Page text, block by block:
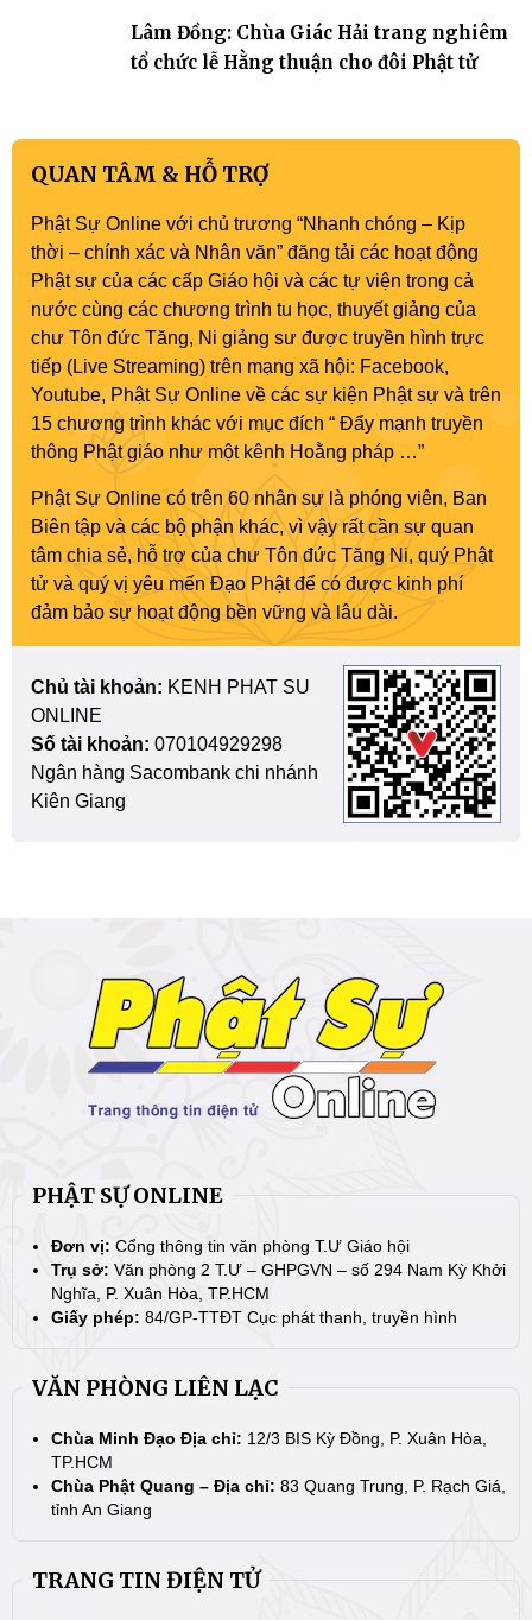
Lâm Đồng: Chùa Giác Hải trang nghiêm
tổ chức lễ Hằng thuận cho đôi Phật tử
QUAN TÂM & HỖ TRỢ
Phật Sự Online với chủ trương “Nhanh chóng – Kịp
thời – chính xác và Nhân văn” đăng tải các hoạt động
Phật sự của các cấp Giáo hội và các tự viện trong cả
nước cùng các chương trình tu học, thuyết giảng của
chư Tôn đức Tăng, Ni giảng sư được truyền hình trực
tiếp (Live Streaming) trên mạng xã hội: Facebook,
Youtube, Phật Sự Online về các sự kiện Phật sự và trên
15 chương trình khác với mục đích “ Đẩy mạnh truyền
thông Phật giáo như một kênh Hoằng pháp …”
Phật Sự Online có trên 60 nhân sự là phóng viên, Ban
Biên tập và các bộ phận khác, vì vậy rất cần sự quan
tâm chia sẻ, hỗ trợ của chư Tôn đức Tăng Ni, quý Phật
tử và quý vị yêu mến Đạo Phật để có được kinh phí
đảm bảo sự hoạt động bền vững và lâu dài.
Chủ tài khoản: KENH PHAT SU
ONLINE
Số tài khoản: 070104929298
Ngân hàng Sacombank chi nhánh
Kiên Giang
PHẬT SỰ ONLINE
Đơn vị: Cổng thông tin văn phòng T.Ư Giáo hội
Trụ sở: Văn phòng 2 T.Ư – GHPGVN – số 294 Nam Kỳ Khởi
Nghĩa, P. Xuân Hòa, TP.HCM
Giấy phép: 84/GP-TTĐT Cục phát thanh, truyền hình
VĂN PHÒNG LIÊN LẠC
Chùa Minh Đạo Địa chỉ: 12/3 BIS Kỳ Đồng, P. Xuân Hòa,
TP.HCM
Chùa Phật Quang – Địa chỉ: 83 Quang Trung, P. Rạch Giá,
tỉnh An Giang
TRANG TIN ĐIỆN TỬ